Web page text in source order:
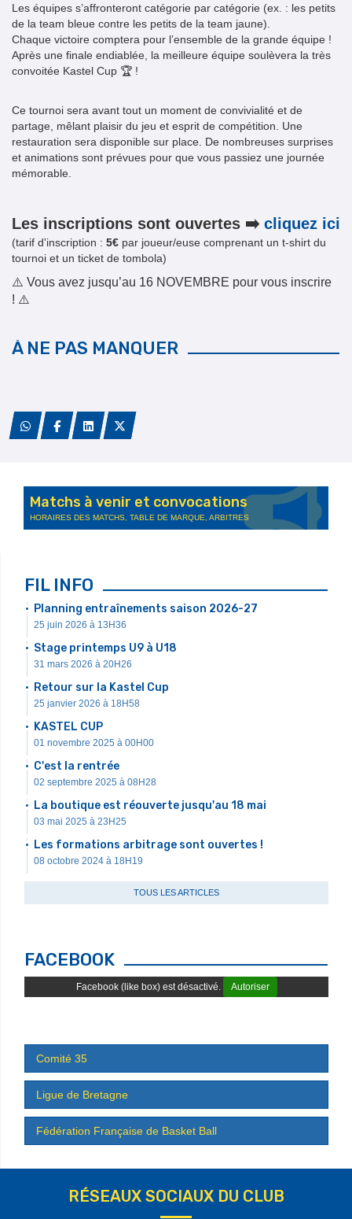
Les équipes s’affronteront catégorie par catégorie (ex. : les petits
de la team bleue contre les petits de la team jaune).
Chaque victoire comptera pour l’ensemble de la grande équipe !
Après une finale endiablée, la meilleure équipe soulèvera la très
convoitée Kastel Cup 🏆 !
Ce tournoi sera avant tout un moment de convivialité et de
partage, mêlant plaisir du jeu et esprit de compétition. Une
restauration sera disponible sur place. De nombreuses surprises
et animations sont prévues pour que vous passiez une journée
mémorable.
Les inscriptions sont ouvertes ➡️ cliquez ici
(tarif d'inscription : 5€ par joueur/euse comprenant un t-shirt du
tournoi et un ticket de tombola)
⚠️ Vous avez jusqu’au 16 NOVEMBRE pour vous inscrire
! ⚠️
À NE PAS MANQUER
Planning entraînements saison 2026-27
Planning entraînements saison 2025-26
Matchs à venir et convocations
HORAIRES DES MATCHS, TABLE DE MARQUE, ARBITRES
FIL INFO
Planning entraînements saison 2026-27
25 juin 2026 à 13H36
Stage printemps U9 à U18
31 mars 2026 à 20H26
Retour sur la Kastel Cup
25 janvier 2026 à 18H58
KASTEL CUP
01 novembre 2025 à 00H00
C'est la rentrée
02 septembre 2025 à 08H28
La boutique est réouverte jusqu'au 18 mai
03 mai 2025 à 23H25
Les formations arbitrage sont ouvertes !
08 octobre 2024 à 18H19
TOUS LES ARTICLES
FACEBOOK
Facebook (like box) est désactivé. Autoriser
Comité 35
Ligue de Bretagne
Fédération Française de Basket Ball
RÉSEAUX SOCIAUX DU CLUB